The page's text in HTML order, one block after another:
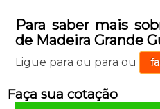
Para saber mais
de Madeira Grande
Ligue para ou para ou
Faça sua cotação